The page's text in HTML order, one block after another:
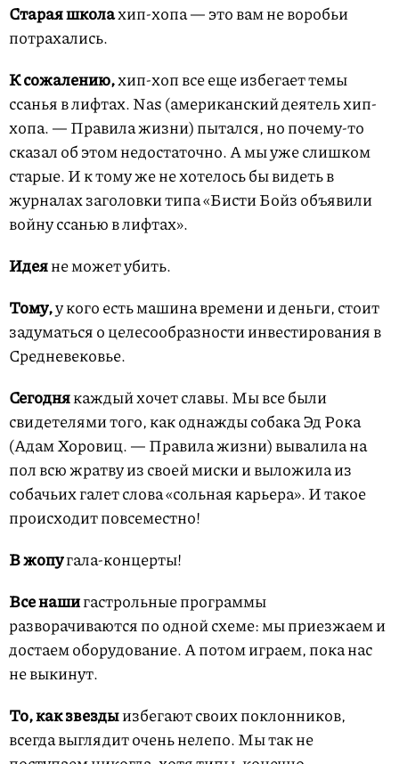
Старая школахип-хопа — это вам не воробьи
потрахались.
К сожалению,хип-хоп все еще избегает темы
ссанья в лифтах. Nas (американский деятель хип-
хопа. — Правила жизни) пытался, но почему-то
сказал об этом недостаточно. А мы уже слишком
старые. И к тому же не хотелось бы видеть в
журналах заголовки типа «Бисти Бойз объявили
войну ссанью в лифтах».
Идеяне может убить.
Тому,у кого есть машина времени и деньги, стоит
задуматься о целесообразности инвестирования в
Средневековье.
Сегоднякаждый хочет славы. Мы все были
свидетелями того, как однажды собака Эд Рока
(Адам Хоровиц. — Правила жизни) вывалила на
пол всю жратву из своей миски и выложила из
собачьих галет слова «сольная карьера». И такое
происходит повсеместно!
В жопугала-концерты!
Все нашигастрольные программы
разворачиваются по одной схеме: мы приезжаем и
достаем оборудование. А потом играем, пока нас
не выкинут.
То, как звездыизбегают своих поклонников,
всегда выглядит очень нелепо. Мы так не